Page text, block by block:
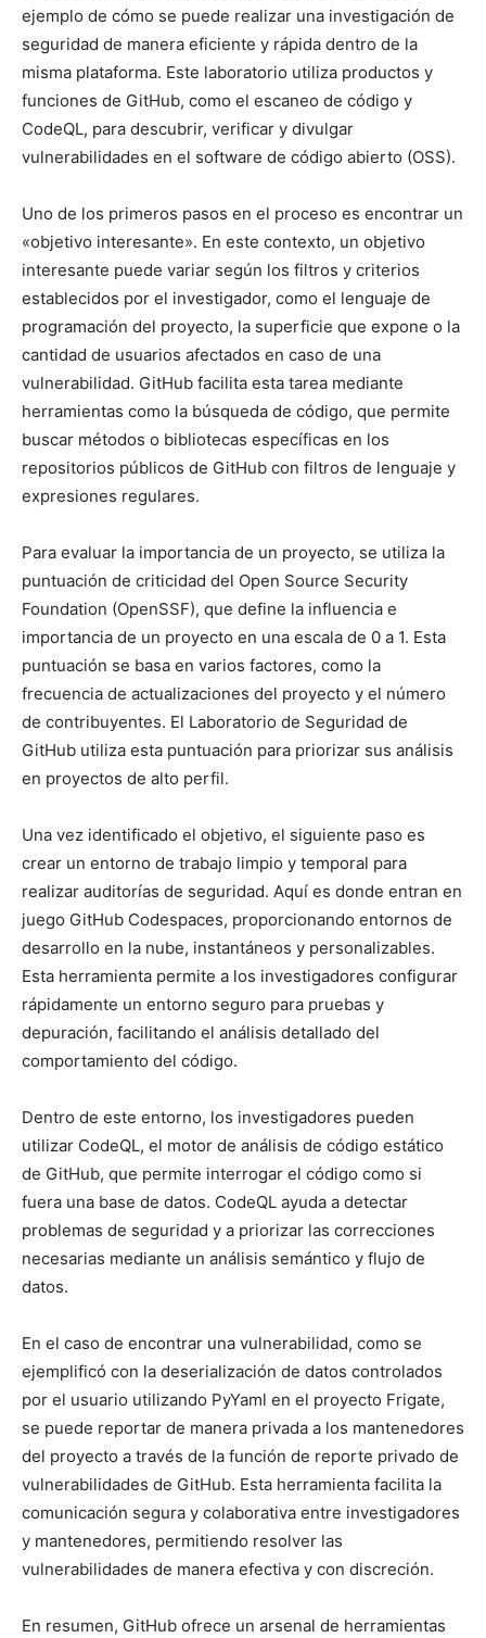
ejemplo de cómo se puede realizar una investigación de
seguridad de manera eficiente y rápida dentro de la
misma plataforma. Este laboratorio utiliza productos y
funciones de GitHub, como el escaneo de código y
CodeQL, para descubrir, verificar y divulgar
vulnerabilidades en el software de código abierto (OSS).
Uno de los primeros pasos en el proceso es encontrar un
«objetivo interesante». En este contexto, un objetivo
interesante puede variar según los filtros y criterios
establecidos por el investigador, como el lenguaje de
programación del proyecto, la superficie que expone o la
cantidad de usuarios afectados en caso de una
vulnerabilidad. GitHub facilita esta tarea mediante
herramientas como la búsqueda de código, que permite
buscar métodos o bibliotecas específicas en los
repositorios públicos de GitHub con filtros de lenguaje y
expresiones regulares.
Para evaluar la importancia de un proyecto, se utiliza la
puntuación de criticidad del Open Source Security
Foundation (OpenSSF), que define la influencia e
importancia de un proyecto en una escala de 0 a 1. Esta
puntuación se basa en varios factores, como la
frecuencia de actualizaciones del proyecto y el número
de contribuyentes. El Laboratorio de Seguridad de
GitHub utiliza esta puntuación para priorizar sus análisis
en proyectos de alto perfil.
Una vez identificado el objetivo, el siguiente paso es
crear un entorno de trabajo limpio y temporal para
realizar auditorías de seguridad. Aquí es donde entran en
juego GitHub Codespaces, proporcionando entornos de
desarrollo en la nube, instantáneos y personalizables.
Esta herramienta permite a los investigadores configurar
rápidamente un entorno seguro para pruebas y
depuración, facilitando el análisis detallado del
comportamiento del código.
Dentro de este entorno, los investigadores pueden
utilizar CodeQL, el motor de análisis de código estático
de GitHub, que permite interrogar el código como si
fuera una base de datos. CodeQL ayuda a detectar
problemas de seguridad y a priorizar las correcciones
necesarias mediante un análisis semántico y flujo de
datos.
En el caso de encontrar una vulnerabilidad, como se
ejemplificó con la deserialización de datos controlados
por el usuario utilizando PyYaml en el proyecto Frigate,
se puede reportar de manera privada a los mantenedores
del proyecto a través de la función de reporte privado de
vulnerabilidades de GitHub. Esta herramienta facilita la
comunicación segura y colaborativa entre investigadores
y mantenedores, permitiendo resolver las
vulnerabilidades de manera efectiva y con discreción.
En resumen, GitHub ofrece un arsenal de herramientas